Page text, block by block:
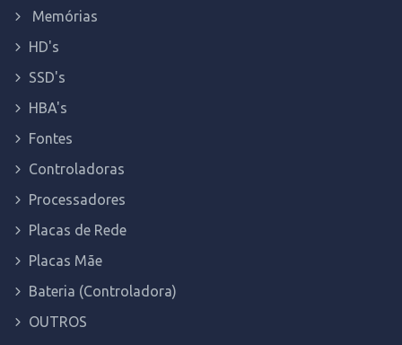
Memórias
HD's
SSD's
HBA's
Fontes
Controladoras
Processadores
Placas de Rede
Placas Mãe
Bateria (Controladora)
OUTROS